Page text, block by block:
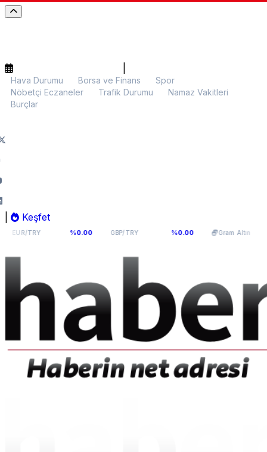
Hava Durumu Borsa ve Finans
Spor
Nöbetçi Eczaneler
Trafik Durumu
Namaz Vakitleri
Burçlar
Keşfet
%0.00 GBP/TRY 64,0893 %0.00 Gram Altın 5.986,70